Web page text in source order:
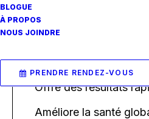
BLOGUE
À PROPOS
NOUS JOINDRE
PRENDRE RENDEZ-VOUS
douce de la peau
de la peau
Offre des résultats
Améliore la santé